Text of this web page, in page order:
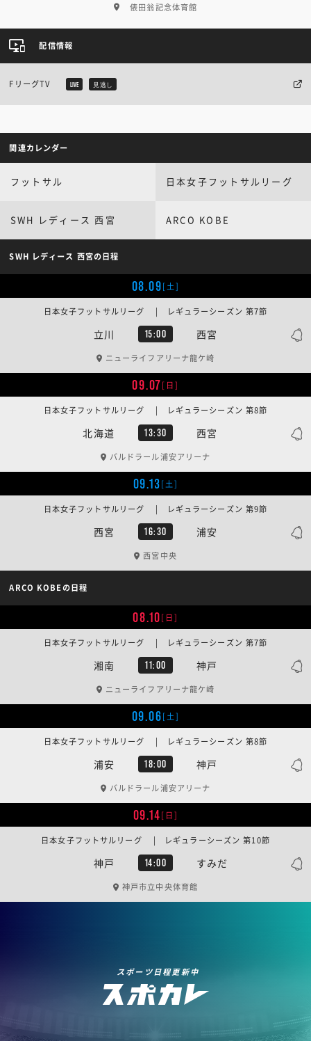
俵田翁記念体育館
配信情報
FリーグTV LIVE 見逃し
関連カレンダー
フットサル 日本女子フットサルリーグ
SWH レディース 西宮 ARCO KOBE
SWH レディース 西宮の日程
08.09[土]
立川 15:00 西宮
日本女子フットサルリーグ | レギュラーシーズン 第7節
ニューライフアリーナ龍ケ崎
09.07[日]
北海道 13:30 西宮
日本女子フットサルリーグ | レギュラーシーズン 第8節
バルドラール浦安アリーナ
09.13[土]
西宮 16:30 浦安
日本女子フットサルリーグ | レギュラーシーズン 第9節
西宮中央
ARCO KOBEの日程
08.10[日]
湘南 11:00 神戸
日本女子フットサルリーグ | レギュラーシーズン 第7節
ニューライフアリーナ龍ケ崎
09.06[土]
浦安 18:00 神戸
日本女子フットサルリーグ | レギュラーシーズン 第8節
バルドラール浦安アリーナ
09.14[日]
神戸 14:00 すみだ
日本女子フットサルリーグ | レギュラーシーズン 第10節
神戸市立中央体育館
スポーツ日程更新中